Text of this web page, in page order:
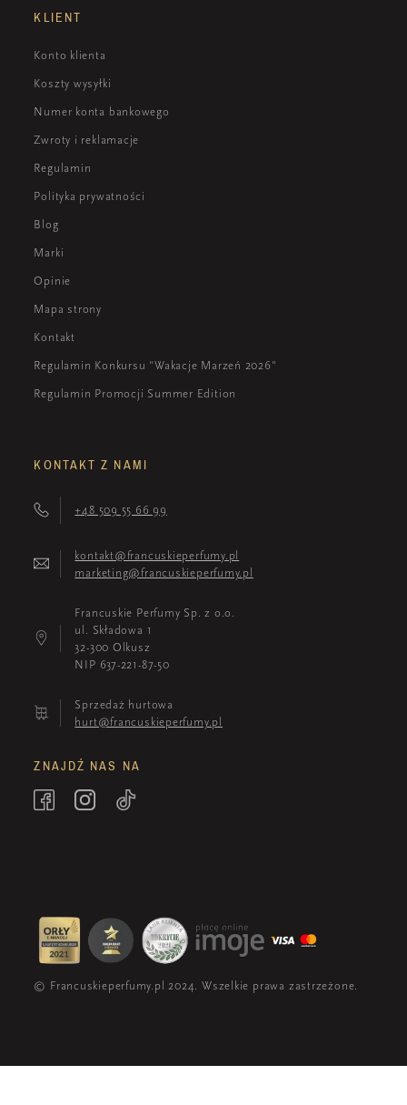
KLIENT
Konto klienta
Koszty wysyłki
Numer konta bankowego
Zwroty i reklamacje
Regulamin
Polityka prywatności
Blog
Marki
Opinie
Mapa strony
Kontakt
Regulamin Konkursu "Wakacje Marzeń 2026"
Regulamin Promocji Summer Edition
KONTAKT Z NAMI
+48 509 55 66 99
kontakt@francuskieperfumy.pl
marketing@francuskieperfumy.pl
Francuskie Perfumy Sp. z o.o.
ul. Składowa 1
32-300 Olkusz
NIP 637-221-87-50
Sprzedaż hurtowa
hurt@francuskieperfumy.pl
ZNAJDŹ NAS NA
© Francuskieperfumy.pl 2024. Wszelkie prawa zastrzeżone.